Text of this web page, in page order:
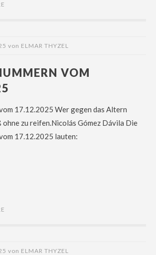
von ELMAR THYZEL
VOM
17.12.2025 Wer gegen das Altern
zu reifen.Nicolás Gómez Dávila Die
17.12.2025 lauten:
von ELMAR THYZEL